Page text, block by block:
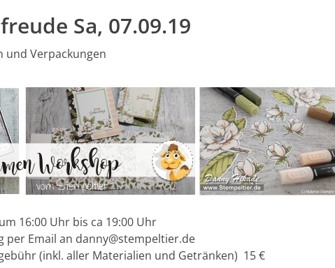
Sa, 07.09.19
und Verpackungen
16:00 Uhr bis ca 19:00 Uhr
per Email an danny@stempeltier.de
(inkl. aller Materialien und Getränken) 15 €